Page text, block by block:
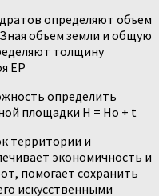
определяют объем
объем земли и общую
толщину
ЕР
определить
площадки Н = Но + t
территории и
экономичность и
помогает сохранить
искусственными